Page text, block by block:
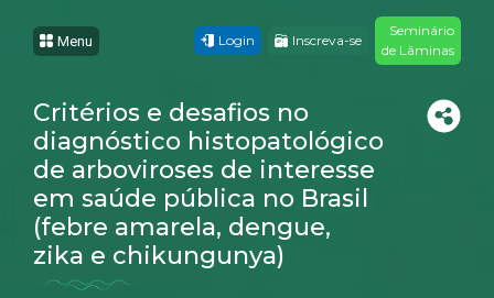
Critérios e desafios no
diagnóstico histopatológico
de arboviroses de interesse
em saúde pública no Brasil
(febre amarela, dengue,
zika e chikungunya)
Menu Login Inscreva-se
Seminário
de Lâminas